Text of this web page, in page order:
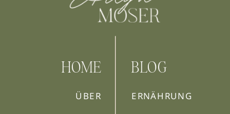
HOME
ÜBER
BLOG
ERNÄHRUNG